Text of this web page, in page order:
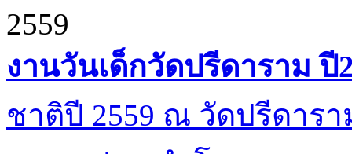
2559
งานวันเด็กวัดปรีดาราม ปี
ชาติปี 2559 ณ วัดปรีดาร